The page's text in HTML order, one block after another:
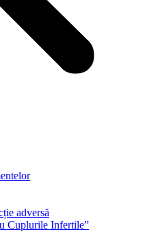
adversă
Cuplurile Infertile”